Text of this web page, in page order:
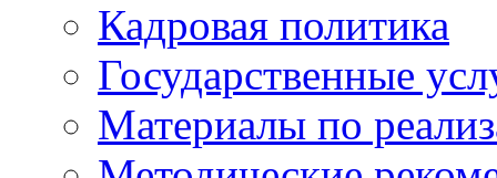
Кадровая политика
Государственные
Материалы по